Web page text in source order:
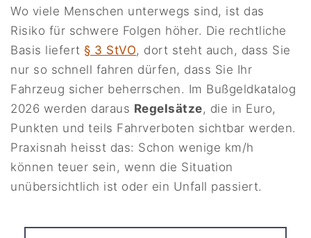
Wo viele Menschen unterwegs sind, ist das
Risiko für schwere Folgen höher. Die rechtliche
Basis liefert § 3 StVO, dort steht auch, dass Sie
nur so schnell fahren dürfen, dass Sie Ihr
Fahrzeug sicher beherrschen. Im Bußgeldkatalog
2026 werden daraus Regelsätze, die in Euro,
Punkten und teils Fahrverboten sichtbar werden.
Praxisnah heisst das: Schon wenige km/h
können teuer sein, wenn die Situation
unübersichtlich ist oder ein Unfall passiert.